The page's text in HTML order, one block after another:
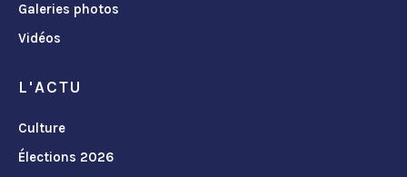
Galeries photos
Vidéos
L'ACTU
Culture
Élections 2026